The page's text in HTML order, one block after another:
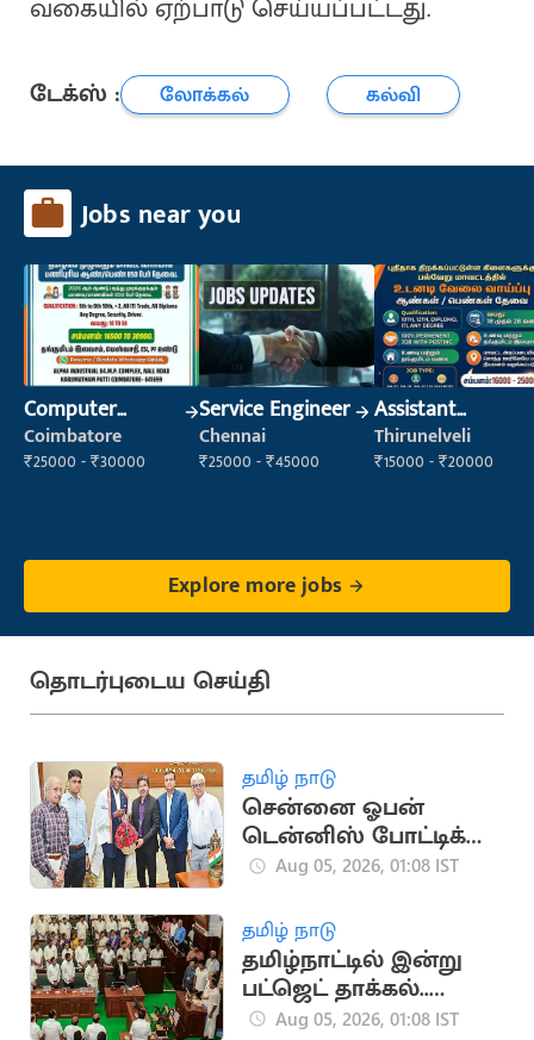
வகையில் ஏற்பாடு செய்யப்பட்டது.
டேக்ஸ் : லோக்கல் கல்வி
Jobs near you
Computer
Operator
Coimbatore
₹25000 - ₹30000
Service Engineer
Chennai
₹25000 - ₹45000
Assistant
Manager
Thirunelveli
₹15000 - ₹20000
Explore more jobs
தொடர்புடைய செய்தி
தமிழ் நாடு
சென்னை ஓபன்
டென்னிஸ் போட்டிக்கு
நிதி அறிவித்த
Aug 05, 2026, 01:08 IST
தமிழ் நாடு
தமிழ்நாட்டில் இன்று
பட்ஜெட் தாக்கல்..
பெரும் எதிர்பார்ப்பு
Aug 05, 2026, 01:08 IST